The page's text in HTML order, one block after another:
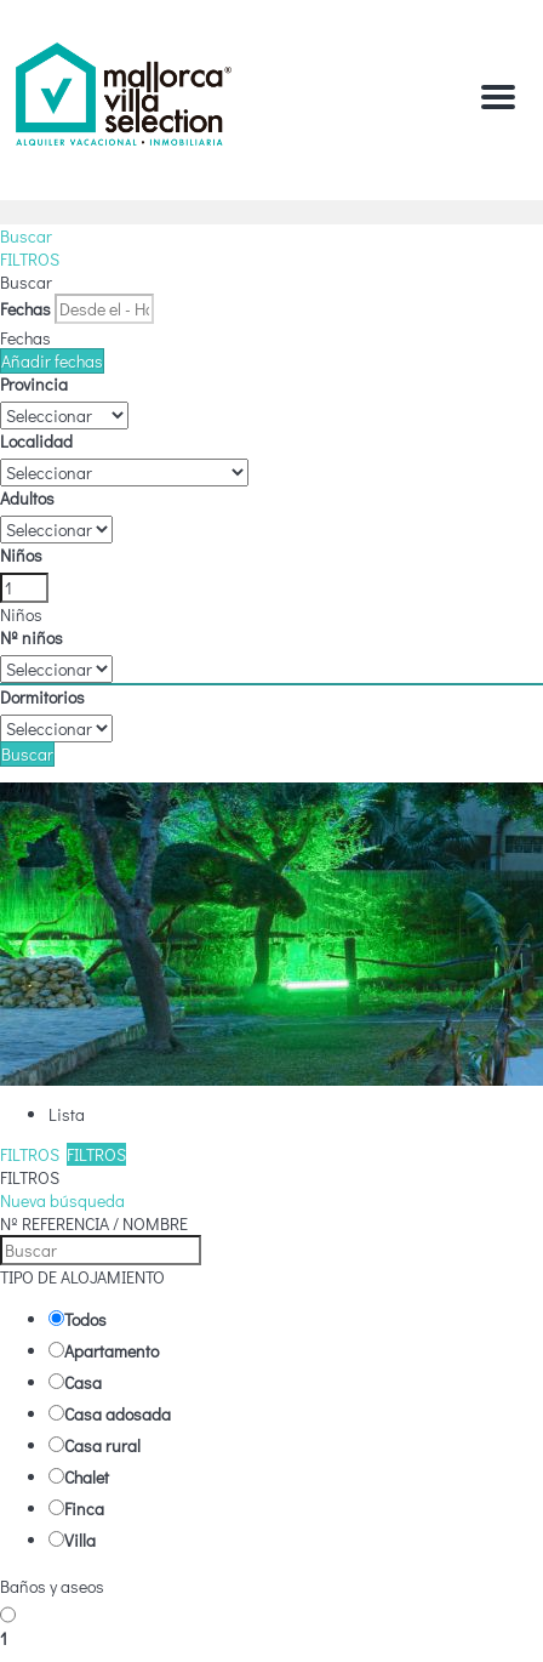
Menu
Buscar
FILTROS
Buscar
Fechas
Fechas
Añadir fechas
Provincia
Localidad
Adultos
Niños
Niños
Nº niños
Dormitorios
Buscar
Lista
FILTROS FILTROS
FILTROS
Nueva búsqueda
Nº REFERENCIA / NOMBRE
TIPO DE ALOJAMIENTO
Todos
Apartamento
Casa
Casa adosada
Casa rural
Chalet
Finca
Villa
Baños y aseos
1